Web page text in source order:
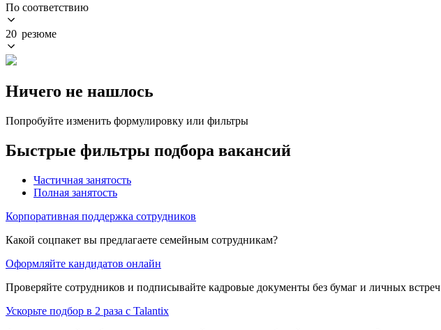
По соответствию
20 резюме
Ничего не нашлось
Попробуйте изменить формулировку или фильтры
Быстрые фильтры подбора вакансий
Частичная занятость
Полная занятость
Корпоративная поддержка сотрудников
Какой соцпакет вы предлагаете семейным сотрудникам?
Оформляйте кандидатов онлайн
Проверяйте сотрудников и подписывайте кадровые документы без бумаг и личных встреч
Ускорьте подбор в 2 раза с Talantix